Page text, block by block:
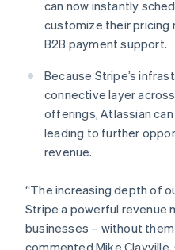
can now instantly
customize their pricing
B2B payment support.
Because Stripe’s
connective layer
offerings, Atlassian
leading to further
revenue.
“The increasing depth of
Stripe a powerful revenue
businesses – without
English
Mexique
EspañolEnglish
English
Nouvelle-Zélande
English
Pays-Bas
Nederlands English
Pologne
Portugal
PortuguêsEnglish
RAS de Hong Kong,
English简体中文